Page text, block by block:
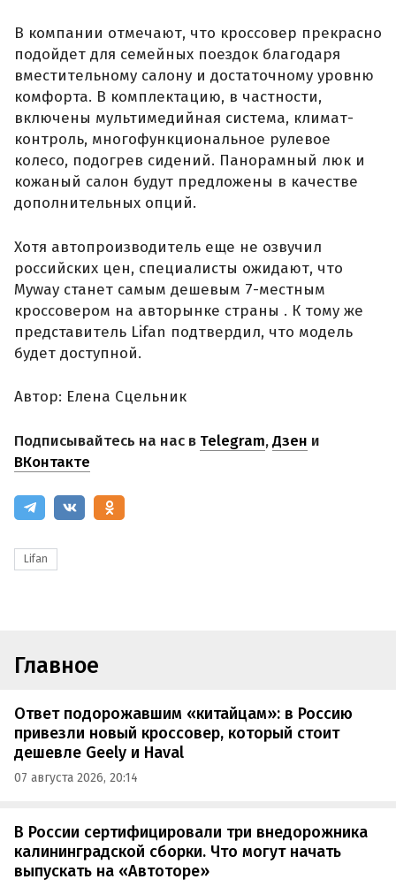
В компании отмечают, что кроссовер прекрасно
подойдет для семейных поездок благодаря
вместительному салону и достаточному уровню
комфорта. В комплектацию, в частности,
включены мультимедийная система, климат-
контроль, многофункциональное рулевое
колесо, подогрев сидений. Панорамный люк и
кожаный салон будут предложены в качестве
дополнительных опций.
Хотя автопроизводитель еще не озвучил
российских цен, специалисты ожидают, что
Myway станет самым дешевым 7-местным
кроссовером на авторынке страны . К тому же
представитель Lifan подтвердил, что модель
будет доступной.
Автор: Елена Сцельник
Подписывайтесь на нас в Telegram,Дзен и
ВКонтакте
Lifan
Главное
Ответ подорожавшим «китайцам»: в Россию
привезли новый кроссовер, который стоит
дешевле Geely и Haval
07 августа 2026, 20:14
В России сертифицировали три внедорожника
калининградской сборки. Что могут начать
выпускать на «Автоторе»